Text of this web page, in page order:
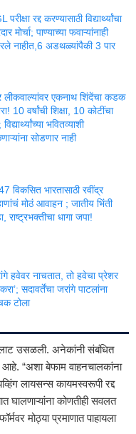
परीक्षा रद्द करण्यासाठी विद्यार्थ्यांचा
मोर्चा; पाण्याच्या फवाऱ्यांनाही
नाहीत,6 अडथळ्यांपैकी 3 पार
लीकवाल्यांवर एकनाथ शिंदेंचा कडक
10 वर्षांची शिक्षा, 10 कोटींचा
भवितव्याशी
सोडणार नाही
विकसित भारतासाठी रवींद्र
मोठं आवाहन ; जातीय भिंती
राष्ट्रभक्तीचा धागा जपा!
हवेवर नाचतात, तो हवेचा प्रेशर
सदावर्तेंचा जरांगे पाटलांना
टोला
उसळली. अनेकांनी संबंधित
“अशा बेफाम वाहनचालकांना
लायसन्स कायमस्वरूपी रद्द
घालणाऱ्यांना कोणतीही सवलत
मोठ्या प्रमाणात पाहायला